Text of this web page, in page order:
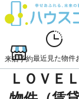
来店予約最近見た物件
ＬＯＶＥ